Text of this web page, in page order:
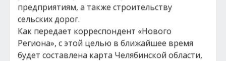
предприятиям, а также строительству
сельских дорог.
Как передает корреспондент «Нового
Региона», с этой целью в ближайшее время
будет составлена карта Челябинской области,